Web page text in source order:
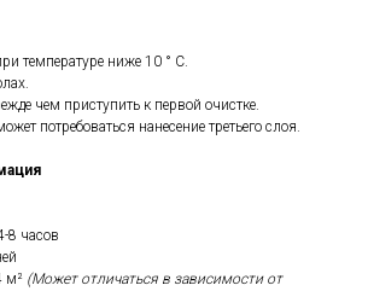
температуре ниже 10 ° C.
чем приступить к первой очистке.
потребоваться нанесение третьего слоя.
8 часов
м² (Может отличаться в зависимости от